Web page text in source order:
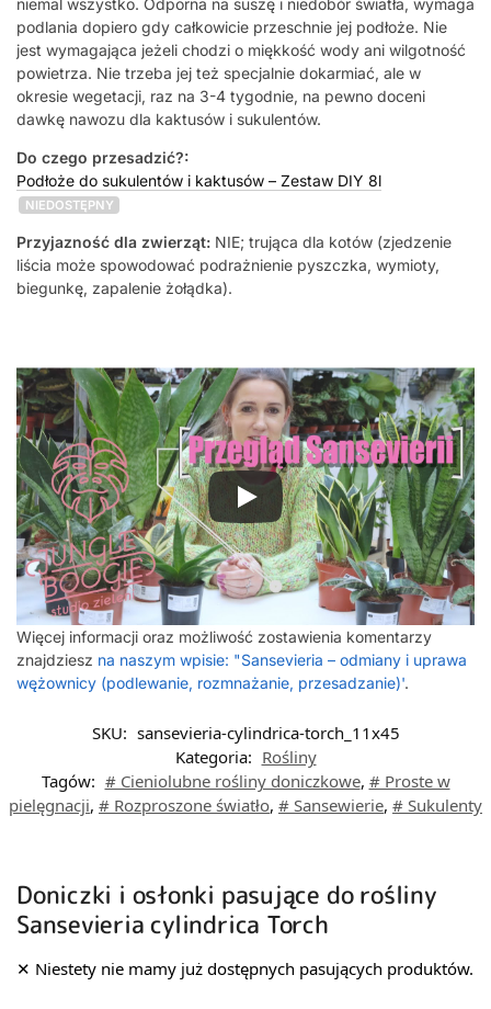
niemal wszystko. Odporna na suszę i niedobór światła, wymaga
podlania dopiero gdy całkowicie przeschnie jej podłoże. Nie
jest wymagająca jeżeli chodzi o miękkość wody ani wilgotność
powietrza. Nie trzeba jej też specjalnie dokarmiać, ale w
okresie wegetacji, raz na 3-4 tygodnie, na pewno doceni
dawkę nawozu dla kaktusów i sukulentów.
Do czego przesadzić?:
Podłoże do sukulentów i kaktusów – Zestaw DIY 8l
NIEDOSTĘPNY
Przyjazność dla zwierząt: NIE; trująca dla kotów (zjedzenie
liścia może spowodować podrażnienie pyszczka, wymioty,
biegunkę, zapalenie żołądka).
Więcej informacji oraz możliwość zostawienia komentarzy
znajdziesz na naszym wpisie: "Sansevieria – odmiany i uprawa
wężownicy (podlewanie, rozmnażanie, przesadzanie)'.
SKU: sansevieria-cylindrica-torch_11x45
Kategoria: Rośliny
Tagów: # Cieniolubne rośliny doniczkowe, # Proste w
pielęgnacji, # Rozproszone światło, # Sansewierie, # Sukulenty
Doniczki i osłonki pasujące do rośliny
Sansevieria cylindrica Torch